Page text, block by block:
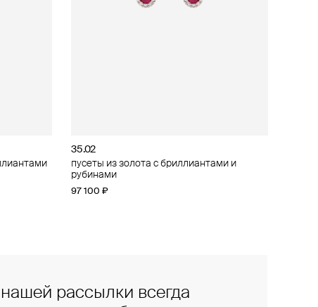
35.02
пусеты из золота с бриллиантами и
рубинами
97 100 ₽
рассылки всегда